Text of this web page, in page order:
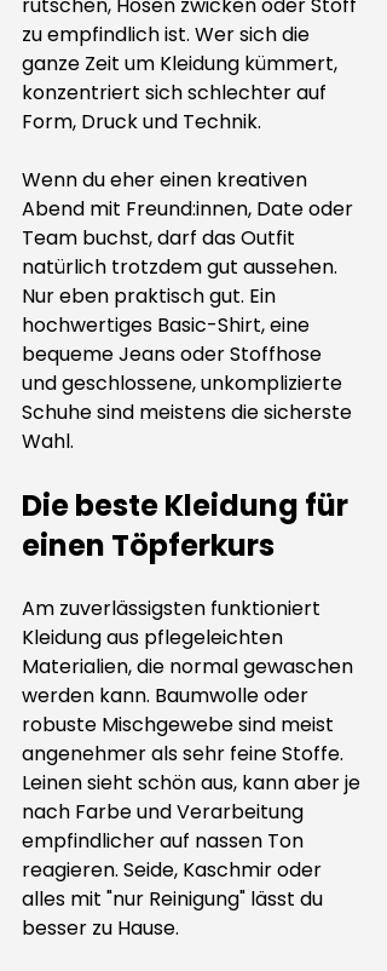
rutschen, Hosen zwicken oder Stoff
zu empfindlich ist. Wer sich die
ganze Zeit um Kleidung kümmert,
konzentriert sich schlechter auf
Form, Druck und Technik.
Wenn du eher einen kreativen
Abend mit Freund:innen, Date oder
Team buchst, darf das Outfit
natürlich trotzdem gut aussehen.
Nur eben praktisch gut. Ein
hochwertiges Basic-Shirt, eine
bequeme Jeans oder Stoffhose
und geschlossene, unkomplizierte
Schuhe sind meistens die sicherste
Wahl.
Die beste Kleidung für
einen Töpferkurs
Am zuverlässigsten funktioniert
Kleidung aus pflegeleichten
Materialien, die normal gewaschen
werden kann. Baumwolle oder
robuste Mischgewebe sind meist
angenehmer als sehr feine Stoffe.
Leinen sieht schön aus, kann aber je
nach Farbe und Verarbeitung
empfindlicher auf nassen Ton
reagieren. Seide, Kaschmir oder
alles mit "nur Reinigung" lässt du
besser zu Hause.